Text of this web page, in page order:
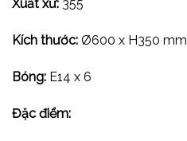
Xuất xứ: 355
Kích thước: Ø600 x H350 mm
Bóng: E14 x 6
Đặc điểm: